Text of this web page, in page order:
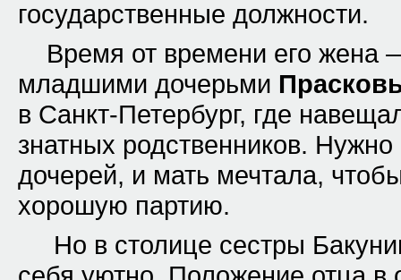
государственные должности.
Время от времени его жена
младшими дочерьми
в Санкт-Петербург, где
знатных родственников.
дочерей, и мать мечтала,
хорошую партию.
Но в столице сестры